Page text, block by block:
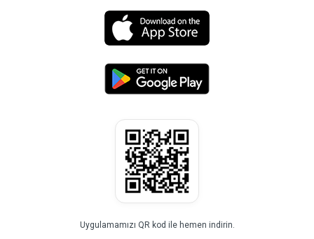
Uygulamamızı QR kod ile hemen indirin.